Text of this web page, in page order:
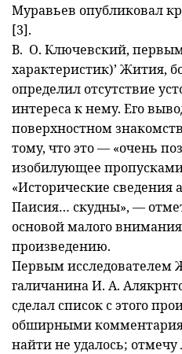
Муравьев опубликовал
[3].
В. О. Ключевский,
характеристик)’ Жития,
определил отсутствие
интереса к нему. Его
поверхностном
тому, что это — «очень
изобилующее
«Исторические сведения
Паисия… скудны», —
основой малого
произведению.
Первым исследователем
галичанина И. А.
сделал список с этого
обширными
найти не удалось;